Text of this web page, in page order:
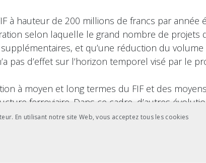
à hauteur de 200 millions de francs par
selon laquelle le grand nombre de projets
et qu’une réduction du
pas d’effet sur l’horizon temporel visé par le
à moyen et long termes du FIF et des
ferroviaire. Dans ce cadre, d’autres
considérées de façon globale.
être réalisés en commun par les
une fois publiés les résultats de la
En utilisant notre site Web, vous acceptez tous les cookies